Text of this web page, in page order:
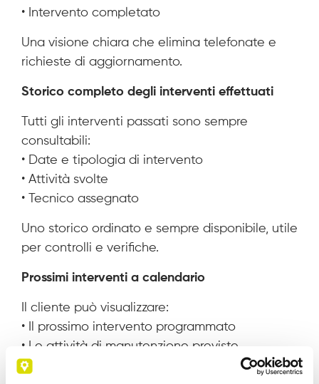
• Intervento completato
Una visione chiara che elimina telefonate e
richieste di aggiornamento.
Storico completo degli interventi effettuati
Tutti gli interventi passati sono sempre
consultabili:
• Date e tipologia di intervento
• Attività svolte
• Tecnico assegnato
Uno storico ordinato e sempre disponibile, utile
per controlli e verifiche.
Prossimi interventi a calendario
Il cliente può visualizzare:
• Il prossimo intervento programmato
• Le attività di manutenzione previste
Questo migliora la pianificazione e la